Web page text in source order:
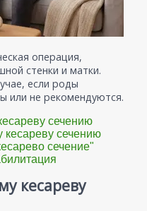
операция,
стенки и матки.
если роды
или не рекомендуются.
сечению
кесареву сечению
сечение"
кесареву